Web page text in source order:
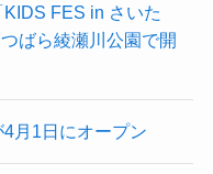
FES in さいた
ばら綾瀬川公園で開
月1日にオープン